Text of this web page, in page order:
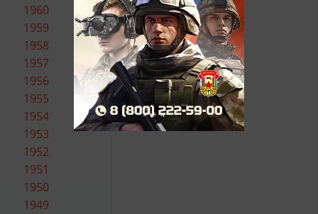
1960
1959
1958
1957
1956
1955
1954
1953
1952
1951
1950
1949